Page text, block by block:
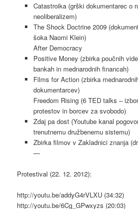
Catastroika (grški dokumentarec o
neoliberalizem)
The Shock Doctrine 2009
šoka Naomi Klein)
After Democracy
Positive Money (zbirka poučnih
bankah in mednarodnih financah)
Films for Action (zbirka
dokumentarcev)
Freedom Rising (6 TED talks –
protestov in borcev za svobodo)
Zdaj pa dost (Youtube kanal
trenutnemu družbenemu sistemu)
Zbirka filmov v Zakladnici znanja
—
Protestival (22. 12. 2012):
http://youtu.be/addyG4rVLXU (34:32)
http://youtu.be/6Cg_GPwxyzs (20:03)